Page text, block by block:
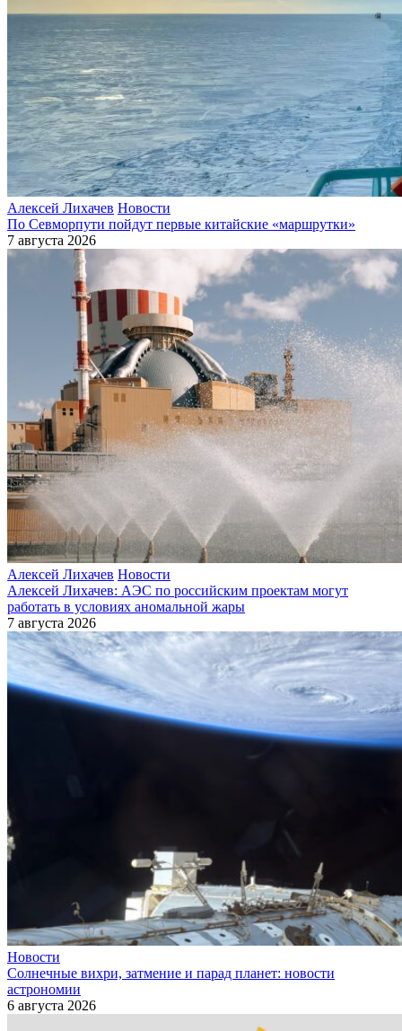
Алексей Лихачев Новости
По Севморпути пойдут первые китайские «маршрутки»
7 августа 2026
Алексей Лихачев Новости
Алексей Лихачев: АЭС по российским проектам могут
работать в условиях аномальной жары
7 августа 2026
Новости
Солнечные вихри, затмение и парад планет: новости
астрономии
6 августа 2026